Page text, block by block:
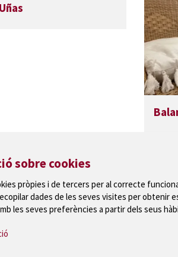
de Torroella de Montgrí
81 12 · Plaça de la Vila, 1 · 17257 Torroella
sobre cookies
pròpies i de tercers per al correcte
dades de les seves visites per obtenir
les seves preferències a partir dels seus